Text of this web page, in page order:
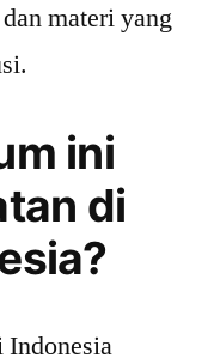
materi yang
ini
di
Indonesia